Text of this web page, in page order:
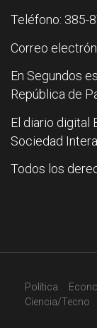
Teléfono: 385-
Correo
En Segundos
República de
El diario digital
Sociedad
Todos los
Política
Ciencia/Tecno